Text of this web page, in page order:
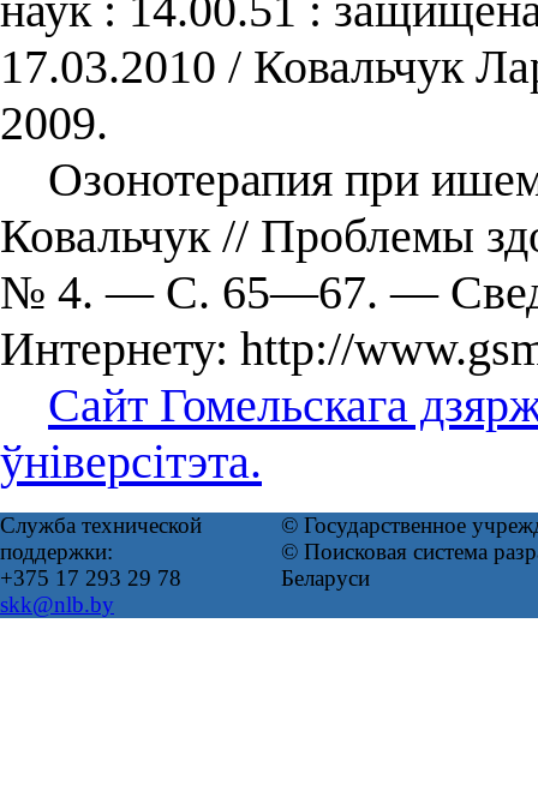
17.03.2010 / Ковальчук
2009.
Озонотерапия при
Ковальчук // Проблемы
№ 4. — С. 65—67. —
Интернету: http://
Сайт Гомельскага
ўніверсітэта.
Служба технической
поддержки:
+375 17 293 29 78
skk@nlb.by
© Государственное
© Поисковая система
Беларуси